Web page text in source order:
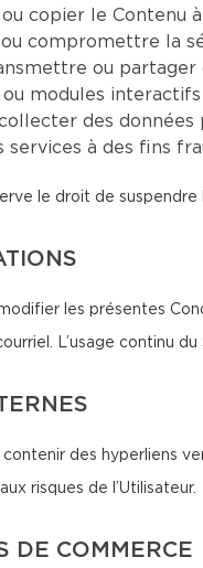
copier le Contenu
compromettre la
ou partager
modules interactifs
des données
services à des fins
le droit de suspendre
les présentes
L’usage continu
des hyperliens
risques de l’Utilisateur.
DE COMMERCE